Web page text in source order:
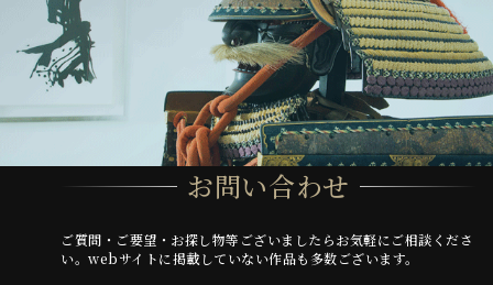
お問い合わせ
ご質問・ご要望・お探し物等ございましたらお気軽にご相談くださ
い。webサイトに掲載していない作品も多数ございます。